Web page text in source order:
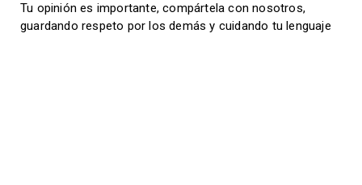
Tu opinión es importante, compártela con nosotros,
guardando respeto por los demás y cuidando tu lenguaje